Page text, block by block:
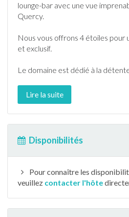
lounge-bar avec une vue
Quercy.
Nous vous offrons 4 étoiles pour
et exclusif.
Le domaine est dédié à la
Lire la suite
Disponibilités
Pour connaître les
veuillez contacter l'hôte